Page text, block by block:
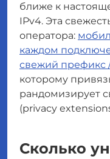
ближе к
IPv4. Эта
оператора:
каждом
свежий префикс
которому
рандомизирует
(privacy
Сколько